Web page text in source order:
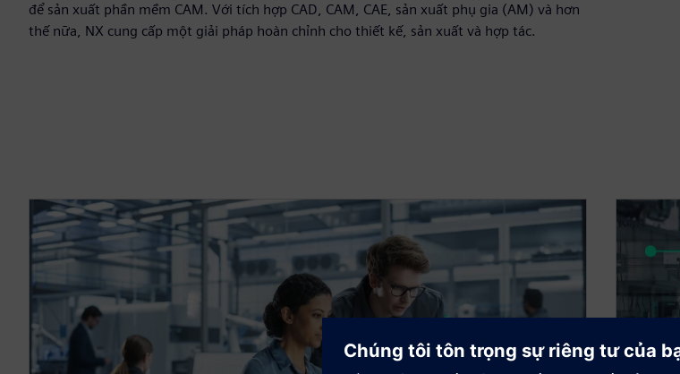
để sản xuất phần mềm CAM. Với tích hợp CAD, CAM, CAE, sản xuất phụ gia (AM) và hơn
thế nữa, NX cung cấp một giải pháp hoàn chỉnh cho thiết kế, sản xuất và hợp tác.